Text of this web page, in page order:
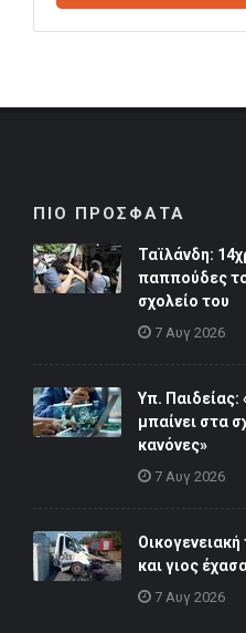
ΠΙΟ ΠΡΟΣΦΑΤΑ
Ταϊλάνδη:
παππούδες
σχολείο του
7 Αυγ 2026
Υπ. Παιδείας:
μπαίνει στα
κανόνες»
7 Αυγ 2026
και γιος
7 Αυγ 2026